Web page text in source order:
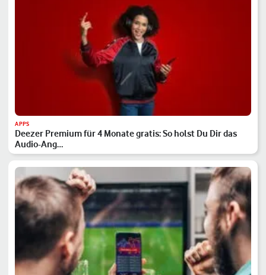
APPS
Deezer Premium für 4 Monate gratis: So holst Du Dir das
Audio-Ang…